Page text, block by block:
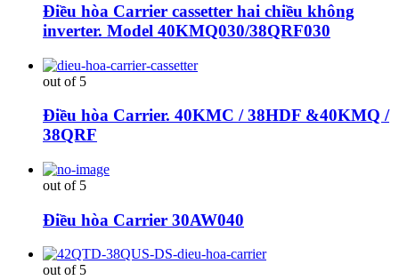
Điều hòa Carrier cassetter hai chiều không
inverter. Model 40KMQ030/38QRF030
out of 5
Điều hòa Carrier. 40KMC / 38HDF &40KMQ /
38QRF
out of 5
Điều hòa Carrier 30AW040
out of 5